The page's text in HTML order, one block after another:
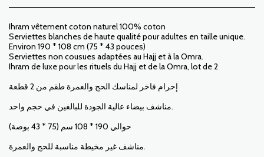
Ihram vêtement coton naturel 100% coton
Serviettes blanches de haute qualité pour adultes en taille unique.
Environ 190 * 108 cm (75 * 43 pouces)
Serviettes non cousues adaptées au Hajj et à la Omra.
Ihram de luxe pour les rituels du Hajj et de la Omra, lot de 2
إحرام فاخر لمناسك الحج والعمرة طقم من 2 قطعة
مناشف بيضاء عالية الجودة للبالغين في حجم واحد.
حوالي 190 * 108 سم (75 * 43 بوصة)
مناشف غير مخيطة مناسبة للحج والعمرة.